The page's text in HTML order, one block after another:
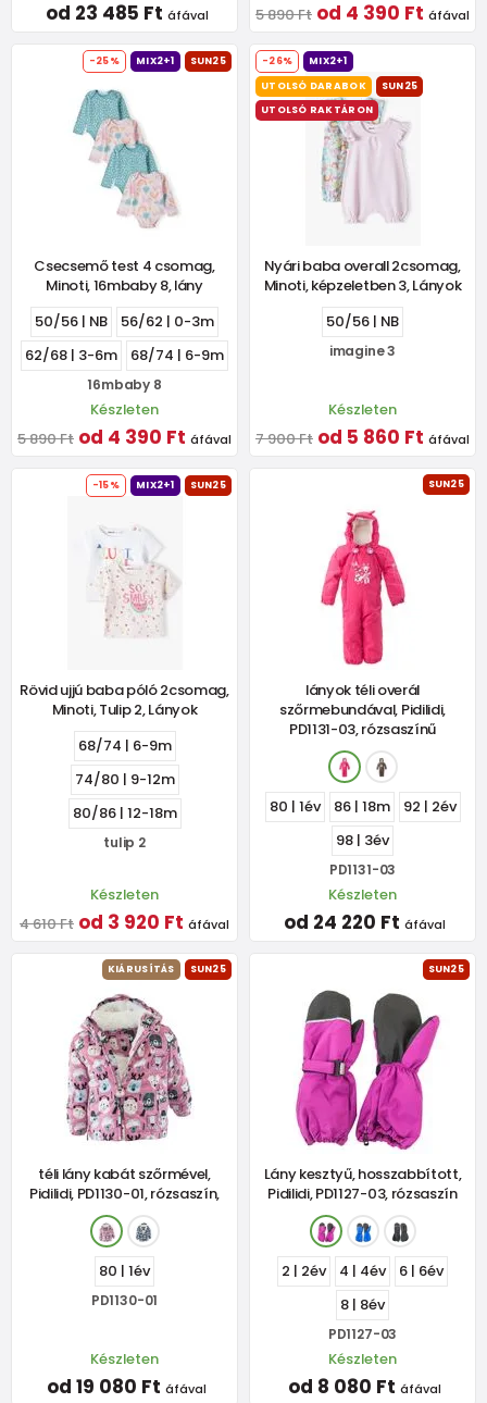
od 23 485 Ft áfával 5 890 Ft od 4 390 Ft áfával
-25% MIX2+1 SUN25
Csecsemő test 4 csomag,
Minoti, 16mbaby 8, lány
50/56 | NB
56/62 | 0-3m
62/68 | 3-6m
68/74 | 6-9m
16mbaby 8
Készleten
5 890 Ft od 4 390 Ft áfával
-26%
MIX2+1
UTOLSÓ DARABOK
SUN25
UTOLSÓ RAKTÁRON
Nyári baba overall 2csomag,
Minoti, képzeletben 3, Lányok
50/56 | NB
imagine 3
Készleten
7 900 Ft od 5 860 Ft áfával
-15% MIX2+1 SUN25
Rövid ujjú baba póló 2csomag,
Minoti, Tulip 2, Lányok
68/74 | 6-9m
74/80 | 9-12m
80/86 | 12-18m
tulip 2
Készleten
4 610 Ft od 3 920 Ft áfával
SUN25
lányok téli overál
szőrmebundával, Pidilidi,
PD1131-03, rózsaszínű
80 | 1év 86 | 18m
92 | 2év
98 | 3év
PD1131-03
Készleten
od 24 220 Ft áfával
KIÁRUSÍTÁS SUN25
téli lány kabát szőrmével,
Pidilidi, PD1130-01, rózsaszín,
80 | 1év
PD1130-01
Készleten
od 19 080 Ft áfával
SUN25
Lány kesztyű, hosszabbított,
Pidilidi, PD1127-03, rózsaszín
2 | 2év 4 | 4év
6 | 6év
8 | 8év
PD1127-03
Készleten
od 8 080 Ft áfával